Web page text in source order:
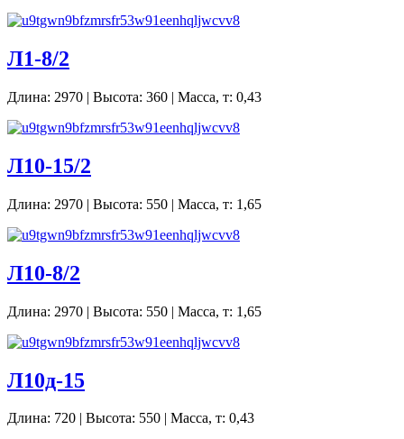
Л1-8/2
Длина: 2970 | Высота: 360 | Масса, т: 0,43
Л10-15/2
Длина: 2970 | Высота: 550 | Масса, т: 1,65
Л10-8/2
Длина: 2970 | Высота: 550 | Масса, т: 1,65
Л10д-15
Длина: 720 | Высота: 550 | Масса, т: 0,43